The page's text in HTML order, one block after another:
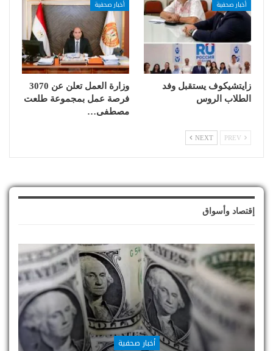
أخبار صحفية
زايتشيكوف يستقبل وفد
الطلاب الروس
أخبار صحفية
وزارة العمل تعلن عن 3070
فرصة عمل بمجموعة طلعت
مصطفى…
NEXT
إقتصاد وأسواق
أخبار صحفية